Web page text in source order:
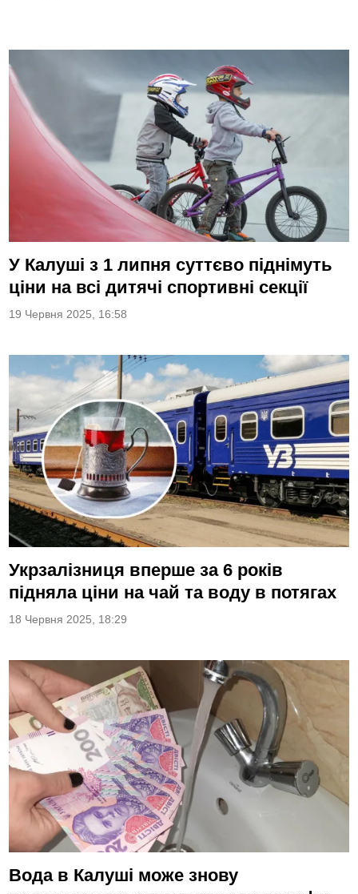
У Калуші з 1 липня суттєво піднімуть
ціни на всі дитячі спортивні секції
19 Червня 2025, 16:58
Укрзалізниця вперше за 6 років
підняла ціни на чай та воду в потягах
18 Червня 2025, 18:29
Вода в Калуші може знову